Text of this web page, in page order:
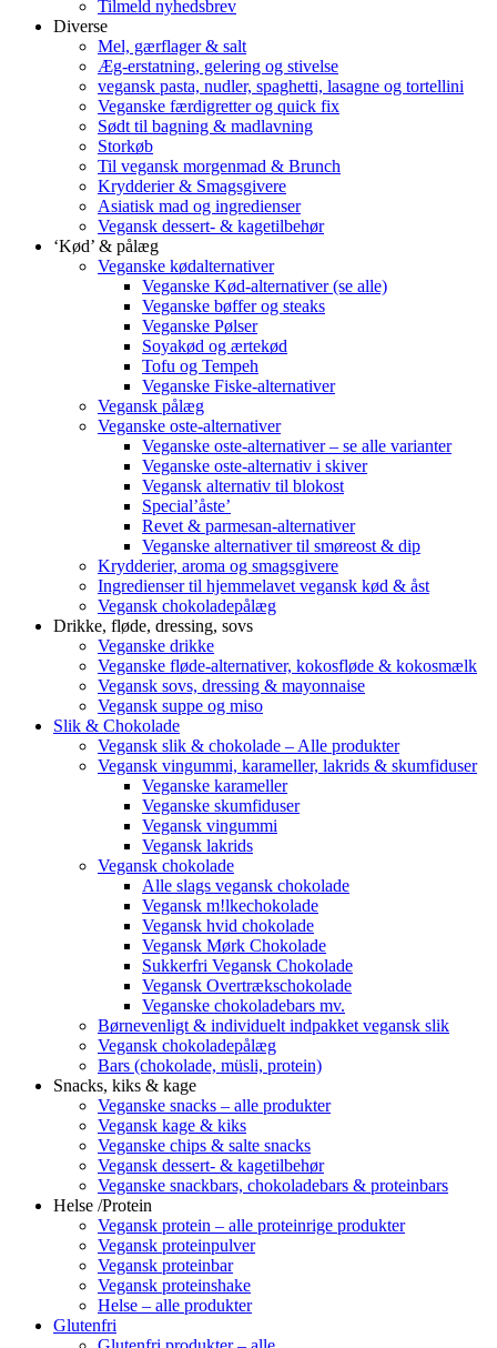
Tilmeld nyhedsbrev
Diverse
Mel, gærflager & salt
Æg-erstatning, gelering og stivelse
vegansk pasta, nudler, spaghetti, lasagne og tortellini
Veganske færdigretter og quick fix
Sødt til bagning & madlavning
Storkøb
Til vegansk morgenmad & Brunch
Krydderier & Smagsgivere
Asiatisk mad og ingredienser
Vegansk dessert- & kagetilbehør
‘Kød’ & pålæg
Veganske kødalternativer
Veganske Kød-alternativer (se alle)
Veganske bøffer og steaks
Veganske Pølser
Soyakød og ærtekød
Tofu og Tempeh
Veganske Fiske-alternativer
Vegansk pålæg
Veganske oste-alternativer
Veganske oste-alternativer – se alle varianter
Veganske oste-alternativ i skiver
Vegansk alternativ til blokost
Special’åste’
Revet & parmesan-alternativer
Veganske alternativer til smøreost & dip
Krydderier, aroma og smagsgivere
Ingredienser til hjemmelavet vegansk kød & åst
Vegansk chokoladepålæg
Drikke, fløde, dressing, sovs
Veganske drikke
Veganske fløde-alternativer, kokosfløde & kokosmælk
Vegansk sovs, dressing & mayonnaise
Vegansk suppe og miso
Slik & Chokolade
Vegansk slik & chokolade – Alle produkter
Vegansk vingummi, karameller, lakrids & skumfiduser
Veganske karameller
Veganske skumfiduser
Vegansk vingummi
Vegansk lakrids
Vegansk chokolade
Alle slags vegansk chokolade
Vegansk m!lkechokolade
Vegansk hvid chokolade
Vegansk Mørk Chokolade
Sukkerfri Vegansk Chokolade
Vegansk Overtrækschokolade
Veganske chokoladebars mv.
Børnevenligt & individuelt indpakket vegansk slik
Vegansk chokoladepålæg
Bars (chokolade, müsli, protein)
Snacks, kiks & kage
Veganske snacks – alle produkter
Vegansk kage & kiks
Veganske chips & salte snacks
Vegansk dessert- & kagetilbehør
Veganske snackbars, chokoladebars & proteinbars
Helse /Protein
Vegansk protein – alle proteinrige produkter
Vegansk proteinpulver
Vegansk proteinbar
Vegansk proteinshake
Helse – alle produkter
Glutenfri